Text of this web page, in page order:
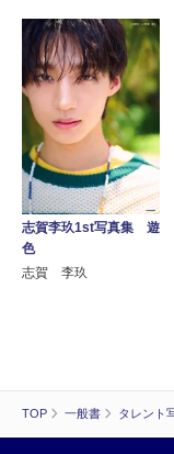
TOP 一般書 タレント
志賀李玖1st写真集 遊
色
志賀 李玖